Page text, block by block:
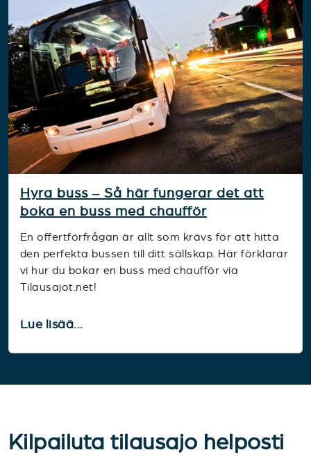
Hyra buss – Så här fungerar det att
boka en buss med chaufför
En offertförfrågan är allt som krävs för att hitta
den perfekta bussen till ditt sällskap. Här förklarar
vi hur du bokar en buss med chaufför via
Tilausajot.net!
Lue lisää...
Kilpailuta tilausajo helposti